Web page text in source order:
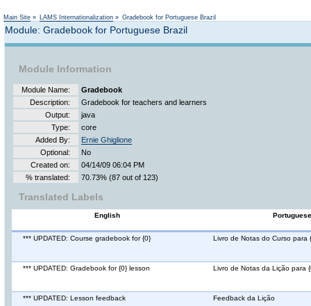
Main Site » LAMS Internationalization » Gradebook for Portuguese Brazil
Module: Gradebook for Portuguese Brazil
Module Information
Module Name:
Gradebook
Description:
Gradebook for teachers and learners
Output:
java
Type:
core
Added By:
Ernie Ghiglione
Optional:
No
Created on:
04/14/09 06:04 PM
% translated:
70.73% (87 out of 123)
Translated Labels
English
*** UPDATED: Course gradebook for {0} Livro de Notas do Curso para
*** UPDATED: Gradebook for {0} lesson Livro de Notas da Lição para
*** UPDATED: Lesson feedback Feedback da Lição